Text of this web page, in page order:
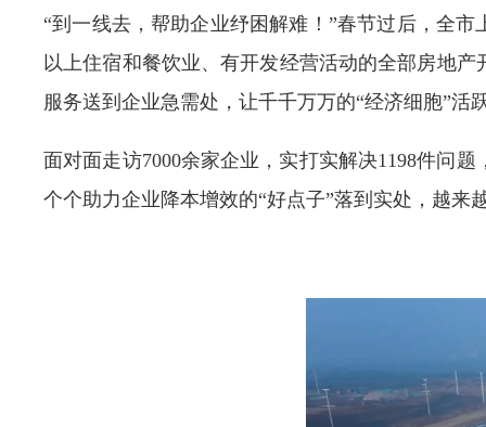
“到一线去，帮助企业纾困解难！”春节过后，全
以上住宿和餐饮业、有开发经营活动的全部房地
服务送到企业急需处，让千千万万的“经济细胞”活
面对面走访7000余家企业，实打实解决1198件问
个个助力企业降本增效的“好点子”落到实处，越